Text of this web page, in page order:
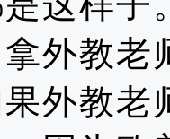
外教老
外教老